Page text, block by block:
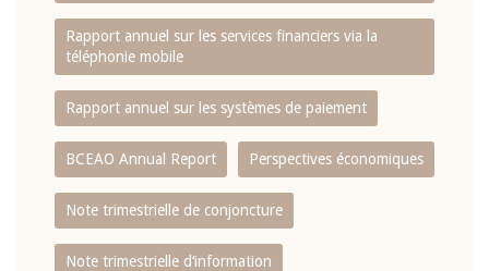
Rapport annuel sur les services financiers via la
téléphonie mobile
Rapport annuel sur les systèmes de paiement
BCEAO Annual Report Perspectives économiques
Note trimestrielle de conjoncture
Note trimestrielle d‘information